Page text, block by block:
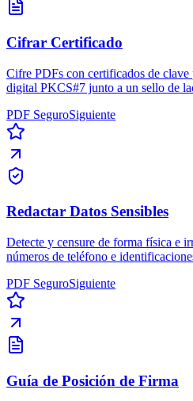
Cifrar Certificado
Cifre PDFs con certificados de
digital PKCS#7 junto a un sello de
PDF SeguroSiguiente
Redactar Datos Sensibles
Detecte y censure de forma física e
números de teléfono e
PDF SeguroSiguiente
Guía de Posición de Firma